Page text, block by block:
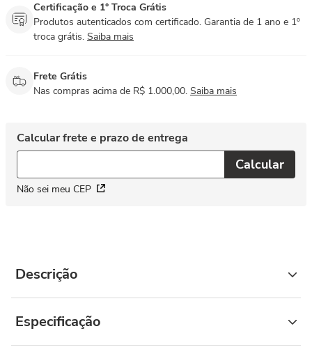
Certificação e 1° Troca Grátis
Produtos autenticados com certificado. Garantia de 1 ano e 1º
troca grátis. Saiba mais
Frete Grátis
Nas compras acima de R$ 1.000,00. Saiba mais
Não sei meu CEP
Descrição
Especificação